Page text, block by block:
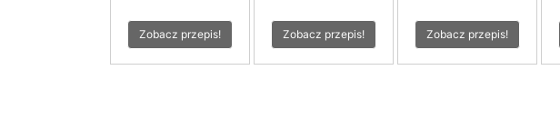
Zobacz przepis! Zobacz przepis! Zobacz przepis!